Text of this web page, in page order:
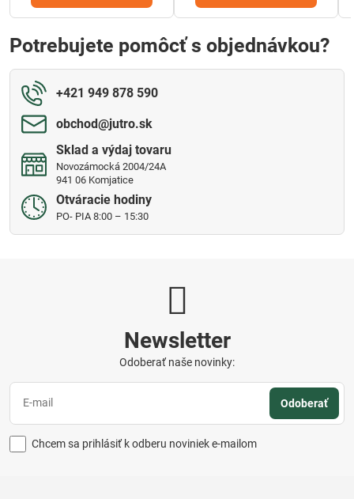
Potrebujete pomôcť s objednávkou?
+421 949 878 590
obchod​@jutro​.sk
Sklad a výdaj tovaru
Novozámocká 2004/24A
941 06 Komjatice
Otváracie hodiny
PO- PIA 8:00 – 15:30
Newsletter
Odoberať naše novinky:
Odoberať
Chcem sa prihlásiť k odberu noviniek e-mailom